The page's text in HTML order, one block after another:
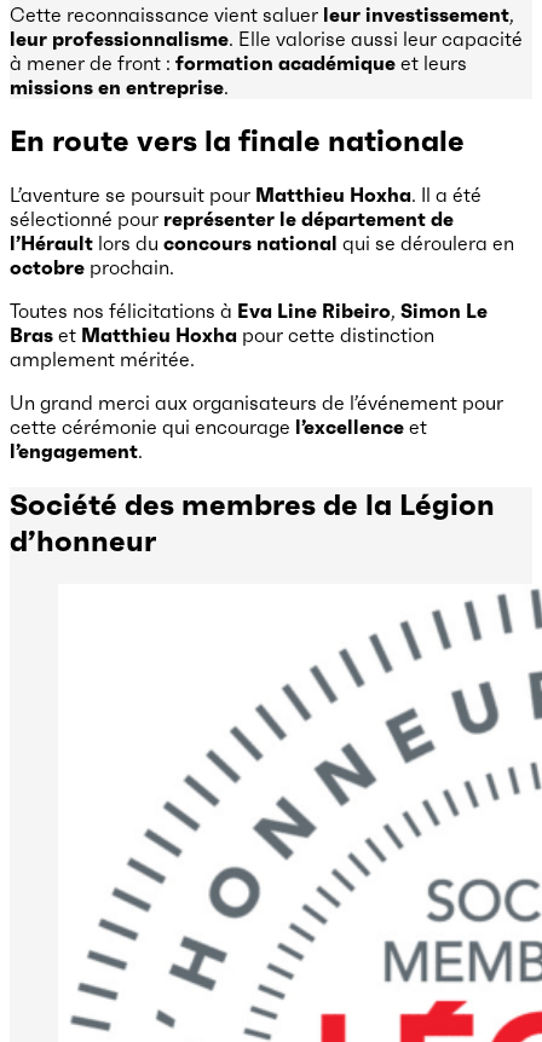
Cette reconnaissance vient saluer leur investissement,
leur professionnalisme. Elle valorise aussi leur capacité
à mener de front : formation académique et leurs
missions en entreprise.
En route vers la finale nationale
L’aventure se poursuit pour Matthieu Hoxha. Il a été
sélectionné pour représenter le département de
l’Hérault lors du concours national qui se déroulera en
octobre prochain.
Toutes nos félicitations à Eva Line Ribeiro, Simon Le
Bras et Matthieu Hoxha pour cette distinction
amplement méritée.
Un grand merci aux organisateurs de l’événement pour
cette cérémonie qui encourage l’excellence et
l’engagement.
Société des membres de la Légion
d’honneur